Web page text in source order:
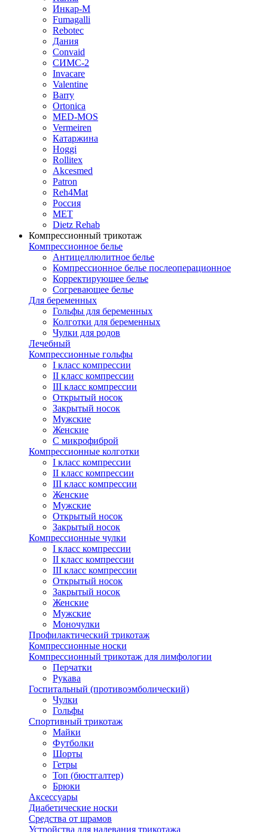
Инкар-М
Fumagalli
Rebotec
Дания
Convaid
СИМС-2
Invacare
Valentine
Barry
Ortonica
MED-MOS
Vermeiren
Катаржина
Hoggi
Rollitex
Akcesmed
Patron
Reh4Mat
Россия
МЕТ
Dietz Rehab
Компрессионный трикотаж
Компрессионное белье
Антицеллюлитное белье
Компрессионное белье послеоперационное
Корректирующее белье
Согревающее белье
Для беременных
Гольфы для беременных
Колготки для беременных
Чулки для родов
Лечебный
Компрессионные гольфы
I класс компрессии
II класс компрессии
III класс компрессии
Открытый носок
Закрытый носок
Мужские
Женские
С микрофиброй
Компрессионные колготки
I класс компрессии
II класс компрессии
III класс компрессии
Женские
Мужские
Открытый носок
Закрытый носок
Компрессионные чулки
I класс компрессии
II класс компрессии
III класс компрессии
Открытый носок
Закрытый носок
Женские
Мужские
Моночулки
Профилактический трикотаж
Компрессионные носки
Компрессионный трикотаж для лимфологии
Перчатки
Рукава
Госпитальный (противоэмболический)
Чулки
Гольфы
Спортивный трикотаж
Майки
Футболки
Шорты
Гетры
Топ (бюстгалтер)
Брюки
Аксессуары
Диабетические носки
Средства от шрамов
Устройства для надевания трикотажа